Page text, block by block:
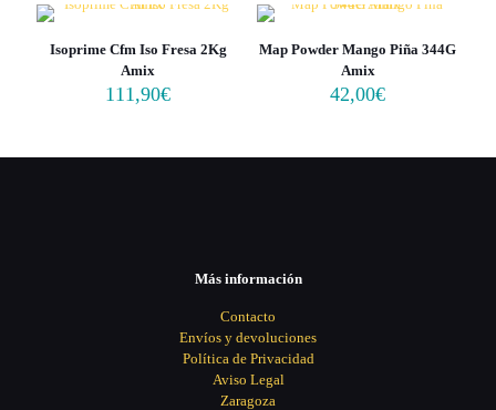
Isoprime Cfm Iso Fresa 2Kg
Amix
111,90€
Map Powder Mango Piña 344G
Amix
42,00€
Más información
Contacto
Envíos y devoluciones
Política de Privacidad
Aviso Legal
Zaragoza